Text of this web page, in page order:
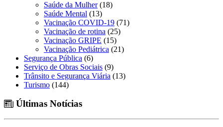
Saúde da Mulher(18)
Saúde Mental (13)
Vacinação COVID-19 (71)
Vacinação de rotina (25)
Vacinação GRIPE (15)
Vacinação Pediátrica (21)
Segurança Pública (6)
Serviço de Obras Sociais (9)
Trânsito e Segurança Viária (13)
Turismo (144)
Últimas Notícias